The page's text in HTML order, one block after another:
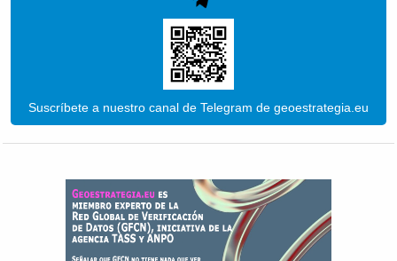
Suscríbete a nuestro canal de Telegram de geoestrategia.eu